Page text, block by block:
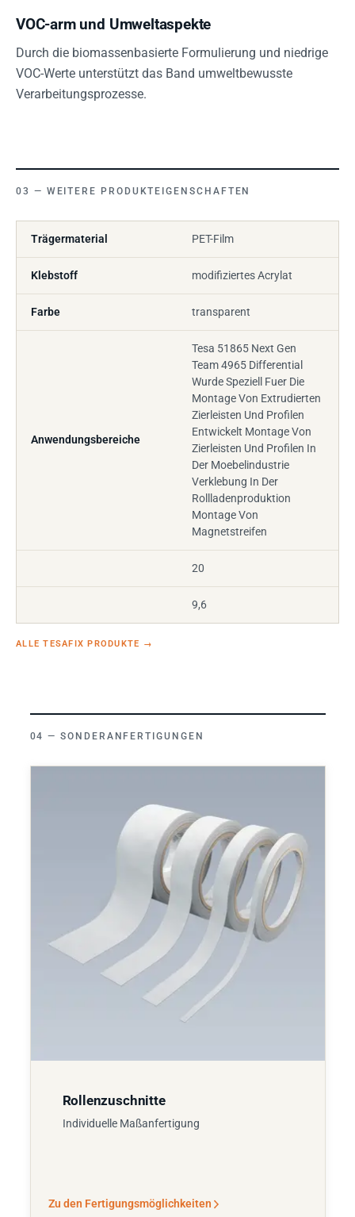
VOC-arm und Umweltaspekte
Durch die biomassenbasierte Formulierung und niedrige
VOC-Werte unterstützt das Band umweltbewusste
Verarbeitungsprozesse.
WEITERE PRODUKTEIGENSCHAFTEN
Trägermaterial PET-Film
Klebstoff modifiziertes Acrylat
Farbe transparent
Anwendungsbereiche
Tesa 51865 Next Gen
Team 4965 Differential
Wurde Speziell Fuer Die
Montage Von Extrudierten
Zierleisten Und Profilen
Entwickelt Montage Von
Zierleisten Und Profilen In
Der Moebelindustrie
Verklebung In Der
Rollladenproduktion
Montage Von
Magnetstreifen
20
9,6
ALLE TESAFIX PRODUKTE →
SONDERANFERTIGUNGEN
Rollenzuschnitte
Individuelle Maßanfertigung
Zu den Fertigungsmöglichkeiten